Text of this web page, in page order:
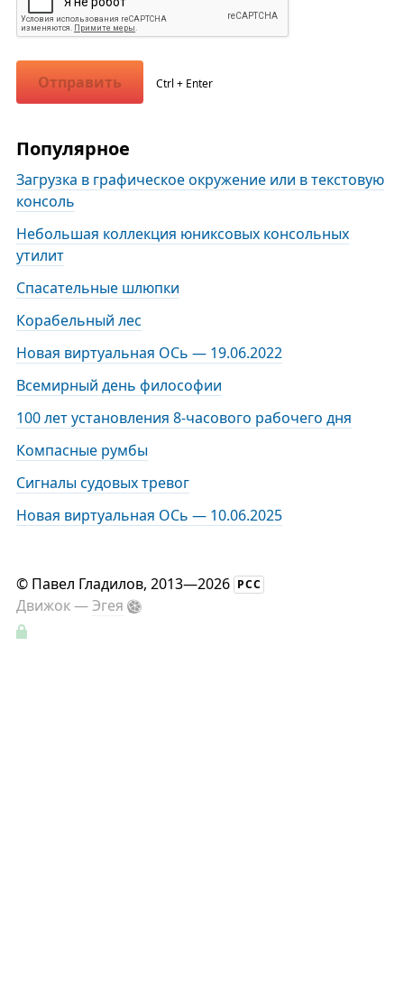
Отправить Ctrl + Enter
Популярное
Загрузка в графическое окружение или в текстовую
консоль
Небольшая коллекция юниксовых консольных
утилит
Спасательные шлюпки
Корабельный лес
Новая виртуальная ОСь — 19.06.2022
Всемирный день философии
100 лет установления 8-часового рабочего дня
Компасные румбы
Сигналы судовых тревог
Новая виртуальная ОСь — 10.06.2025
© Павел Гладилов, 2013—2026 РСС
Движок —Эгея